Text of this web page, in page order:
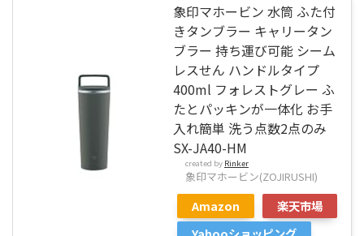
象印マホービン 水筒 ふた付
きタンブラー キャリータン
ブラー 持ち運び可能 シーム
レスせん ハンドルタイプ
400ml フォレストグレー ふ
たとパッキンが一体化 お手
入れ簡単 洗う点数2点のみ
SX-JA40-HM
created by Rinker
象印マホービン(ZOJIRUSHI)
Amazon
楽天市場